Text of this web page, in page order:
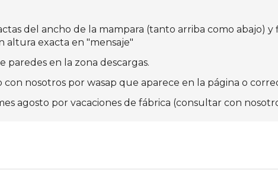
del ancho de la mampara (tanto arriba como abajo)
altura exacta en "mensaje"
en la zona descargas.
nosotros por wasap que aparece en la página o
agosto por vacaciones de fábrica (consultar con